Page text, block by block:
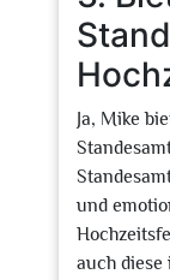
Ja, Mike
und
auch